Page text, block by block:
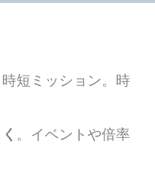
短ミッション。時
。イベントや倍率